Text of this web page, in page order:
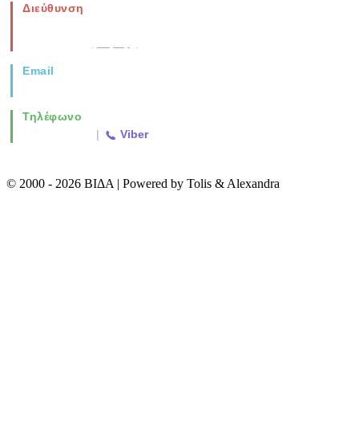
Διεύθυνση
Email
Τηλέφωνο
| Viber
© 2000 - 2026 ΒΙΔΑ | Powered by Tolis & Alexandra